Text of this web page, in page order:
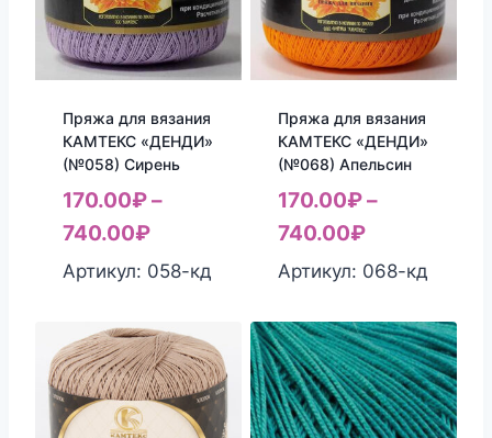
Пряжа для вязания
КАМТЕКС «ДЕНДИ»
(№058) Сирень
170.00₽–
740.00₽
Артикул: 058-кд
Пряжа для вязания
КАМТЕКС «ДЕНДИ»
(№068) Апельсин
170.00₽–
740.00₽
Артикул: 068-кд